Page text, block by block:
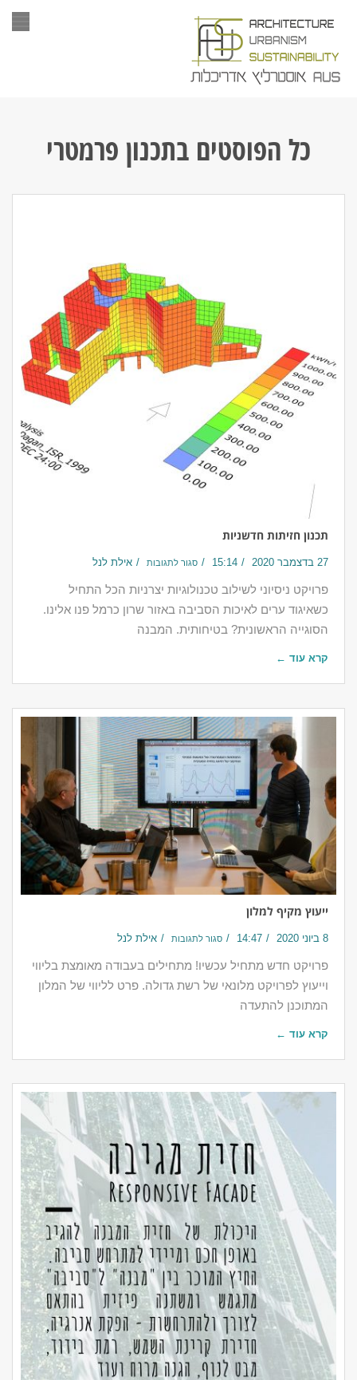
כל הפוסטים בתכנון פרמטרי
תכנון חזיתות חדשניות
27 בדצמבר 2020 15:14 סגור לתגובות אילת לנל
פרויקט ניסיוני לשילוב טכנולוגיות יצרניות הכל התחיל
כשאיגוד ערים לאיכות הסביבה באזור שרון כרמל פנו אלינו.
הסוגייה הראשונית? בטיחותית. המבנה
קרא עוד ←
ייעוץ מקיף למלון
8 ביוני 2020 14:47 סגור לתגובות אילת לנל
פרויקט חדש מתחיל עכשיו! מתחילים בעבודה מאומצת בליווי
וייעוץ לפרויקט מלונאי של רשת גדולה. פרט לליווי של המלון
המתוכנן להתעדה
קרא עוד ←